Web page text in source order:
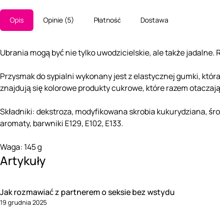
Opis Opinie 5 Płatność Dostawa
Ubrania mogą być nie tylko uwodzicielskie, ale także
Przysmak do sypialni wykonany jest z elastycznej gumki,
znajdują się kolorowe produkty cukrowe, które razem
Składniki: dekstroza, modyfikowana skrobia kukurydziana,
aromaty, barwniki E129, E102, E133.
Waga: 145 g
Artykuły
Jak rozmawiać z partnerem o seksie bez wstydu
19 grudnia 2025